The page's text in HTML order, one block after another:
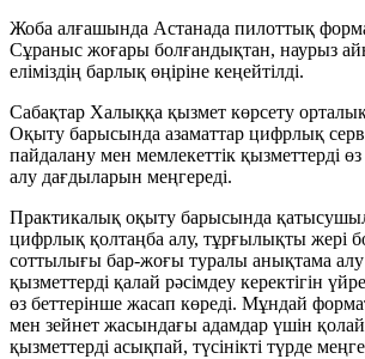
Жоба алғашында Астанада пилоттық
Сұраныс жоғары болғандықтан, наурыз
еліміздің барлық өңіріне кеңейтілді.
Сабақтар Халыққа қызмет көрсету
Оқыту барысында азаматтар цифрлық
пайдалану мен мемлекеттік қызметтерді
алу дағдыларын меңгереді.
Практикалық оқыту барысында
цифрлық қолтаңба алу, тұрғылықты жері
соттылығы бар-жоғы туралы анықтама
қызметтерді қалай рәсімдеу керектігін
өз беттерінше жасап көреді. Мұндай
мен зейнет жасындағы адамдар үшін
қызметтерді асықпай, түсінікті түрде